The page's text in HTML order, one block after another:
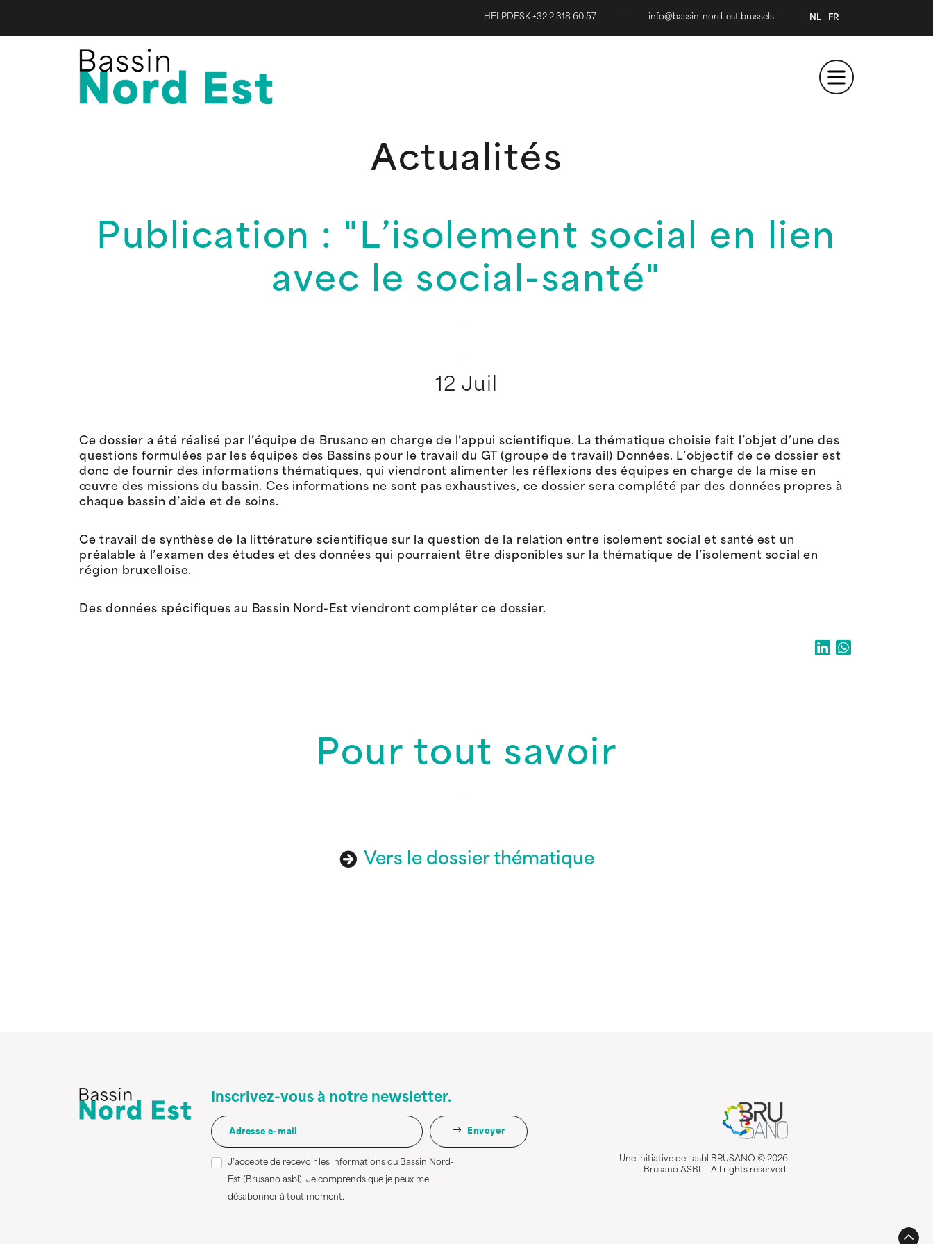
HELPDESK +32 2 318 60 57 info@bassin-nord-est.brussels NL FR
Actualités
Publication : "L’isolement social en lien
avec le social-santé"
12 Juil
Ce dossier a été réalisé par l’équipe de Brusano en charge de l’appui scientifique. La thématique choisie fait l’objet d’une des
questions formulées par les équipes des Bassins pour le travail du GT (groupe de travail) Données. L’objectif de ce dossier est
donc de fournir des informations thématiques, qui viendront alimenter les réflexions des équipes en charge de la mise en
œuvre des missions du bassin. Ces informations ne sont pas exhaustives, ce dossier sera complété par des données propres à
chaque bassin d’aide et de soins.
Ce travail de synthèse de la littérature scientifique sur la question de la relation entre isolement social et santé est un
préalable à l’examen des études et des données qui pourraient être disponibles sur la thématique de l’isolement social en
région bruxelloise.
Des données spécifiques au Bassin Nord-Est viendront compléter ce dossier.
Pour tout savoir
Vers le dossier thématique
Inscrivez-vous à notre newsletter.
Envoyer
J’accepte de recevoir les informations du Bassin Nord-
Est (Brusano asbl). Je comprends que je peux me
désabonner à tout moment.
Une initiative de l’asbl BRUSANO © 2026
Brusano ASBL - All rights reserved.